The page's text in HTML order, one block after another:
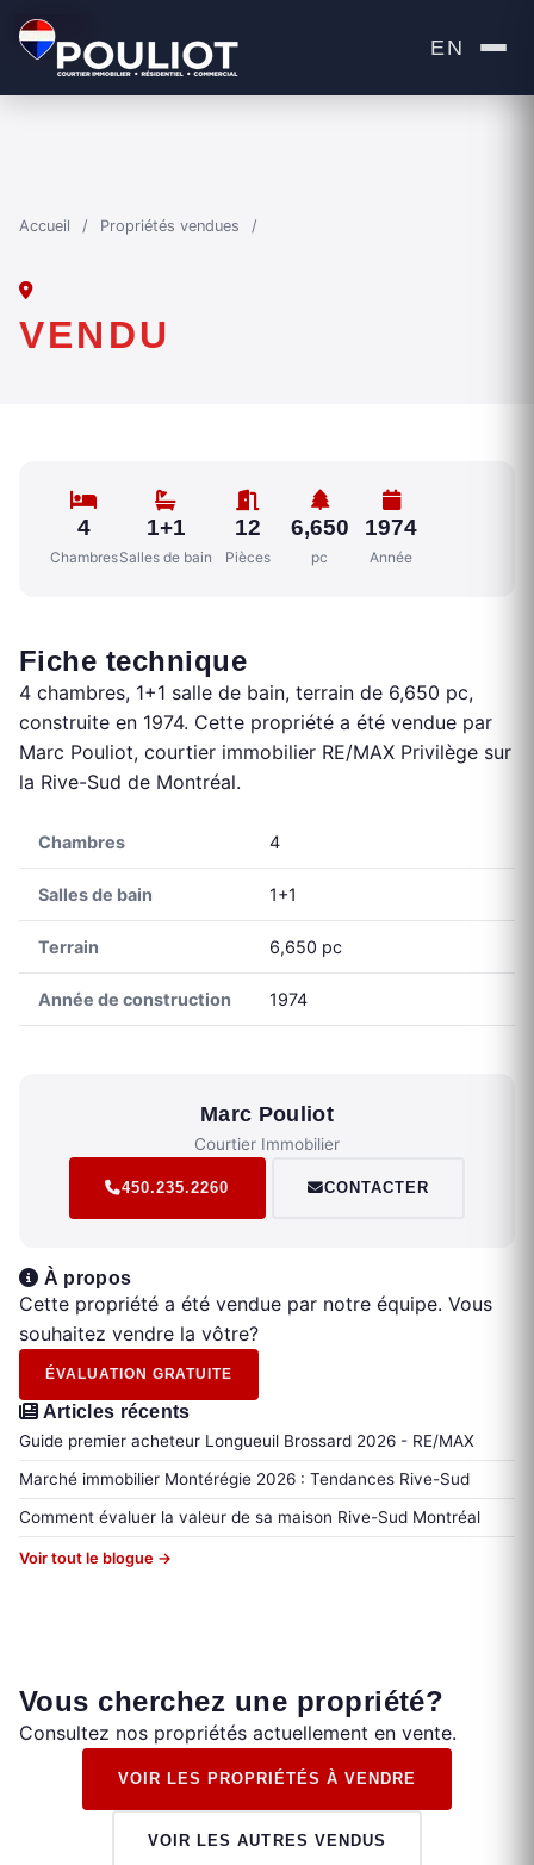
EN
Accueil / Propriétés vendues /
VENDU
VENDU
4
Chambres
1+1
Salles de bain
12
Pièces
6,650
pc
1974
Année
Fiche technique
4 chambres, 1+1 salle de bain, terrain de 6,650 pc,
construite en 1974. Cette propriété a été vendue par
Marc Pouliot, courtier immobilier RE/MAX Privilège sur
la Rive-Sud de Montréal.
Chambres 4
Salles de bain 1+1
Terrain 6,650 pc
Année de construction 1974
Marc Pouliot
Courtier Immobilier
450.235.2260 CONTACTER
À propos
Cette propriété a été vendue par notre équipe. Vous
souhaitez vendre la vôtre?
ÉVALUATION GRATUITE
Articles récents
Guide premier acheteur Longueuil Brossard 2026 - RE/MAX
Marché immobilier Montérégie 2026 : Tendances Rive-Sud
Comment évaluer la valeur de sa maison Rive-Sud Montréal
Voir tout le blogue →
Vous cherchez une propriété?
Consultez nos propriétés actuellement en vente.
VOIR LES PROPRIÉTÉS À VENDRE
VOIR LES AUTRES VENDUS